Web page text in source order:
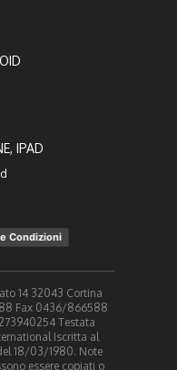
IPAD
Condizioni
14 32043 Cortina
Fax 0436/866588
Testata
Iscritta al
18/03/1980. Note
essere copiati o